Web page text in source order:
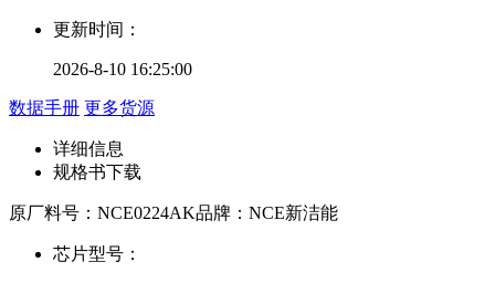
更新时间：
2026-8-10 16:25:00
数据手册 更多货源
详细信息
规格书下载
原厂料号： NCE0224AK品牌： NCE新洁能
芯片型号：